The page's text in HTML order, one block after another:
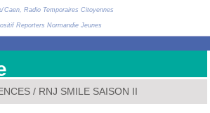
Radio Temporaires Citoyennes
Reporters Normandie Jeunes
/ RNJ SMILE SAISON II